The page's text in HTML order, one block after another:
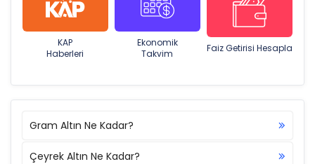
KAP
Haberleri
Ekonomik
Takvim
Faiz Getirisi Hesapla
Gram Altın Ne Kadar?
Çeyrek Altın Ne Kadar?